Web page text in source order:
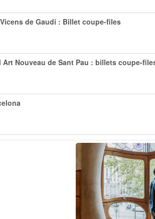
de Gaudí : Billet coupe-files
Art Nouveau de Sant Pau : billets coupe-